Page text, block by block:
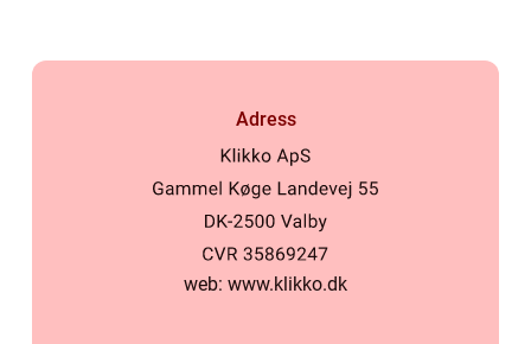
Adress
web: www.klikko.dk